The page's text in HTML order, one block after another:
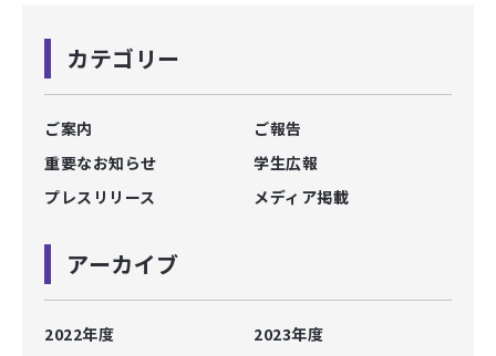
カテゴリー
ご案内
ご報告
重要なお知らせ
学生広報
プレスリリース
メディア掲載
アーカイブ
2022年度
2023年度